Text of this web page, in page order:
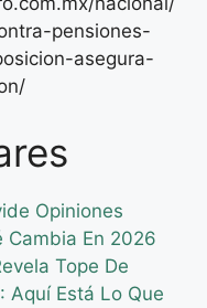
pensiones-
asegura-
Opiniones
Cambia En 2026
Tope De
Aquí Está Lo Que